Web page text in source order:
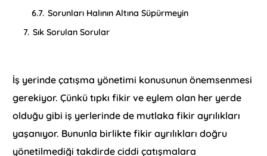
6.7. Sorunları Halının Altına Süpürmeyin
7. Sık Sorulan Sorular
İş yerinde çatışma yönetimi konusunun önemsenmesi
gerekiyor. Çünkü tıpkı fikir ve eylem olan her yerde
olduğu gibi iş yerlerinde de mutlaka fikir ayrılıkları
yaşanıyor. Bununla birlikte fikir ayrılıkları doğru
yönetilmediği takdirde ciddi çatışmalara